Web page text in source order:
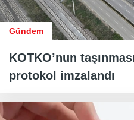
Gündem
KOTKO’nun
protokol imzalandı